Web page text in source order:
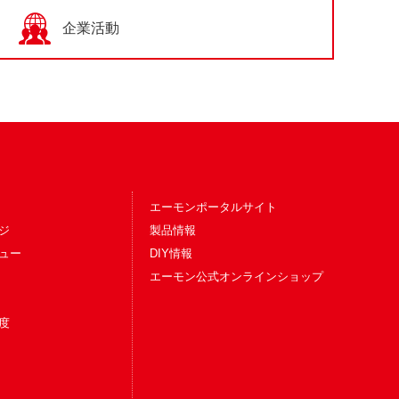
企業活動
ー
エーモンポータルサイト
製品情報
DIY情報
エーモン公式オンラインショップ